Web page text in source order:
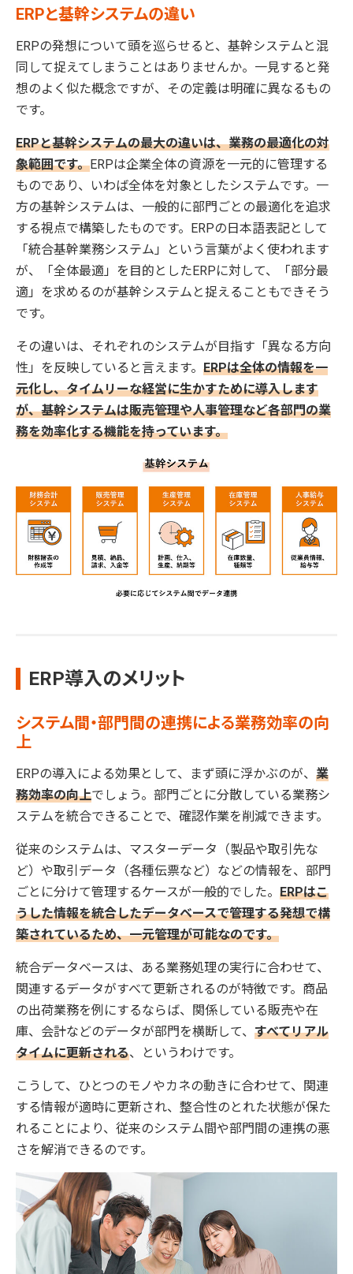
ERPと基幹システムの違い
ERPの発想について頭を巡らせると、基幹システムと混
同して捉えてしまうことはありませんか。一見すると発
想のよく似た概念ですが、その定義は明確に異なるもの
です。
ERPと基幹システムの最大の違いは、業務の最適化の対
象範囲です。ERPは企業全体の資源を一元的に管理する
ものであり、いわば全体を対象としたシステムです。一
方の基幹システムは、一般的に部門ごとの最適化を追求
する視点で構築したものです。ERPの日本語表記として
「統合基幹業務システム」という言葉がよく使われます
が、「全体最適」を目的としたERPに対して、「部分最
適」を求めるのが基幹システムと捉えることもできそう
です。
その違いは、それぞれのシステムが目指す「異なる方向
性」を反映していると言えます。 ERPは全体の情報を一
元化し、タイムリーな経営に生かすために導入します
が、基幹システムは販売管理や人事管理など各部門の業
務を効率化する機能を持っています。
ERP導入のメリット
システム間・部門間の連携による業務効率の向
上
ERPの導入による効果として、まず頭に浮かぶのが、 業
務効率の向上でしょう。部門ごとに分散している業務シ
ステムを統合できることで、確認作業を削減できます。
従来のシステムは、マスターデータ（製品や取引先な
ど）や取引データ（各種伝票など）などの情報を、部門
ごとに分けて管理するケースが一般的でした。 ERPはこ
うした情報を統合したデータベースで管理する発想で構
築されているため、一元管理が可能なのです。
統合データベースは、ある業務処理の実行に合わせて、
関連するデータがすべて更新されるのが特徴です。商品
の出荷業務を例にするならば、関係している販売や在
庫、会計などのデータが部門を横断して、 すべてリアル
タイムに更新される、というわけです。
こうして、ひとつのモノやカネの動きに合わせて、関連
する情報が適時に更新され、整合性のとれた状態が保た
れることにより、従来のシステム間や部門間の連携の悪
さを解消できるのです。